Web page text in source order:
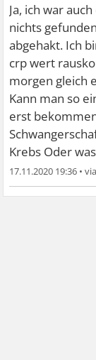
Ja, ich war
nichts
abgehakt. Ich
crp wert
morgen gleich
Kann man so
erst
Krebs Oder
17.11.2020 19:36 •